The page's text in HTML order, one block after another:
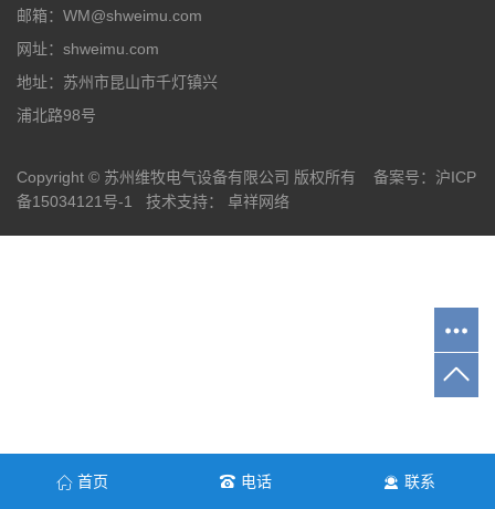
邮箱：WM@shweimu.com
网址：shweimu.com
地址：苏州市昆山市千灯镇兴
浦北路98号
Copyright © 苏州维牧电气设备有限公司 版权所有 备案号： 沪ICP
备15034121号-1
技术支持： 卓祥网络
首页 电话 联系